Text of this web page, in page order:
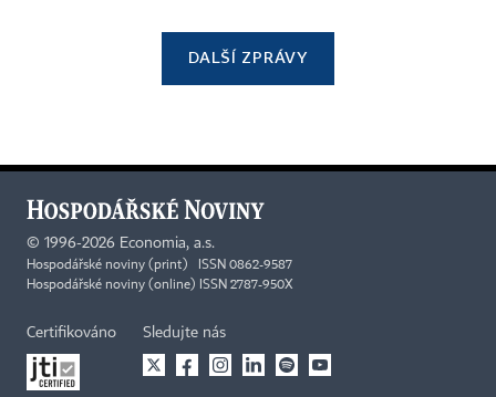
DALŠÍ ZPRÁVY
© 1996-2026 Economia, a.s.
Hospodářské noviny (print) ISSN 0862-9587
Hospodářské noviny (online) ISSN 2787-950X
Certifikováno Sledujte nás